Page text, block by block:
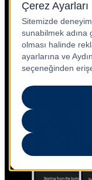
zaman ve nasıl